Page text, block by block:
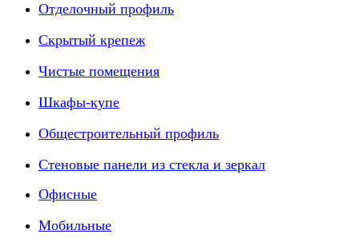
Отделочный профиль
Скрытый крепеж
Чистые помещения
Шкафы-купе
Общестроительный профиль
Стеновые панели из стекла и зеркал
Офисные
Мобильные